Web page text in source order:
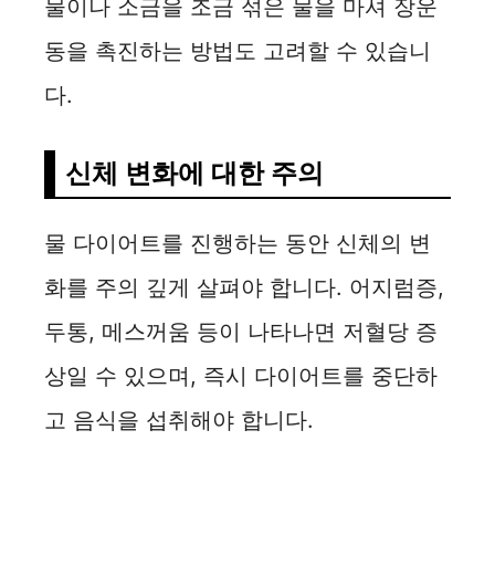
물이나 소금을 조금 섞은 물을 마셔 장운
동을 촉진하는 방법도 고려할 수 있습니
다.
신체 변화에 대한 주의
물 다이어트를 진행하는 동안 신체의 변
화를 주의 깊게 살펴야 합니다. 어지럼증,
두통, 메스꺼움 등이 나타나면 저혈당 증
상일 수 있으며, 즉시 다이어트를 중단하
고 음식을 섭취해야 합니다.